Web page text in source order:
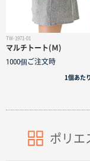
ご注文の流れ
お見積書の作成方
データ入稿ガイド
TW-1971-01
マルチトート(Ｍ)
1000個 ご注文時
1個 あたり
ポリエ